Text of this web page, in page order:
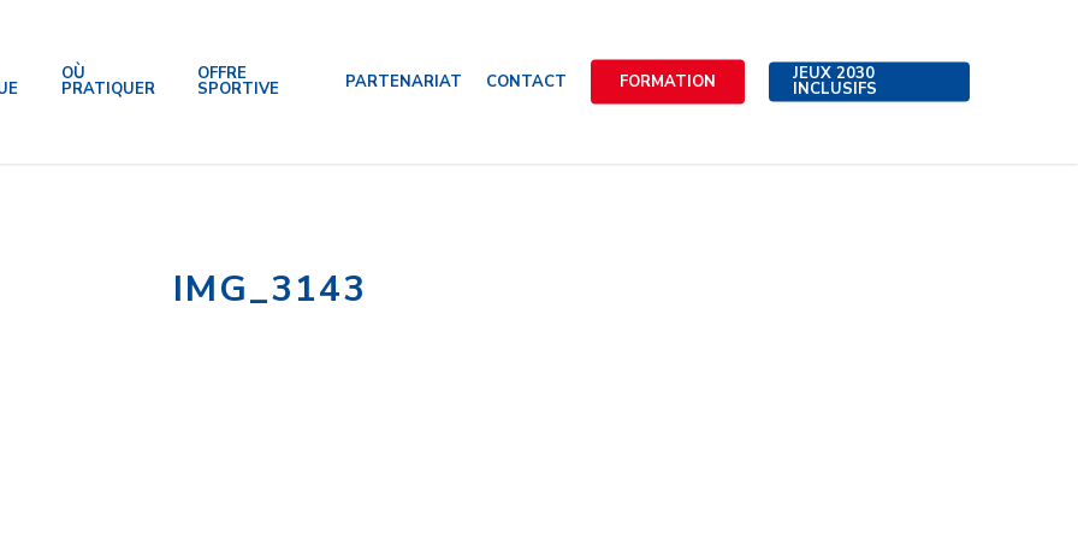
OÙ
PRATIQUER
OFFRE
SPORTIVE PARTENARIAT CONTACT FORMATION JEUX 2030
INCLUSIFS
IMG_3143